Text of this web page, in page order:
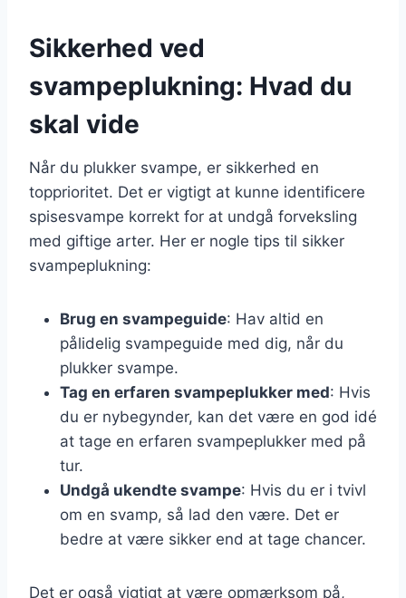
Sikkerhed ved
svampeplukning: Hvad du
skal vide
Når du plukker svampe, er sikkerhed en
topprioritet. Det er vigtigt at kunne identificere
spisesvampe korrekt for at undgå forveksling
med giftige arter. Her er nogle tips til sikker
svampeplukning:
Brug en svampeguide: Hav altid en
pålidelig svampeguide med dig, når du
plukker svampe.
Tag en erfaren svampeplukker med: Hvis
du er nybegynder, kan det være en god idé
at tage en erfaren svampeplukker med på
tur.
Undgå ukendte svampe: Hvis du er i tvivl
om en svamp, så lad den være. Det er
bedre at være sikker end at tage chancer.
Det er også vigtigt at være opmærksom på,